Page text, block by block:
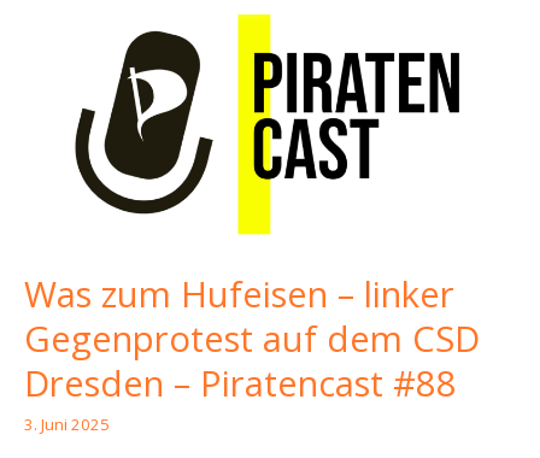
Piratencast
Was zum Hufeisen – linker
Gegenprotest auf dem CSD
Dresden – Piratencast #88
3. Juni 2025